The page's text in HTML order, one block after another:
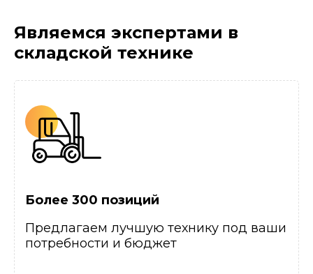
Являемся экспертами в
складской технике
Более 300 позиций
Предлагаем лучшую технику под ваши
потребности и бюджет